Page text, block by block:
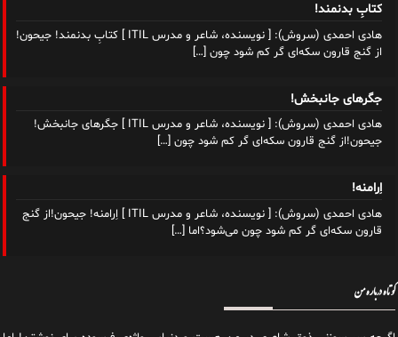
کتابِ بدنمند!
هادی احمدی (سروش): [ نویسنده، شاعر و مدرس ITIL ] کتابِ بدنمند! جیحون!
از گنج قارون سکه‌ای گر کم شود چون […]
جگرهای جانبخش!
هادی احمدی (سروش): [ نویسنده، شاعر و مدرس ITIL ] جگرهای جانبخش!
جیحون!از گنج قارون سکه‌ای گر کم شود چون […]
اِرامنه!
هادی احمدی (سروش): [ نویسنده، شاعر و مدرس ITIL ] اِرامنه! جیحون!از گنج
قارون سکه‌ای گر کم شود چون می‌شود؟اما […]
کوتاه درباره من